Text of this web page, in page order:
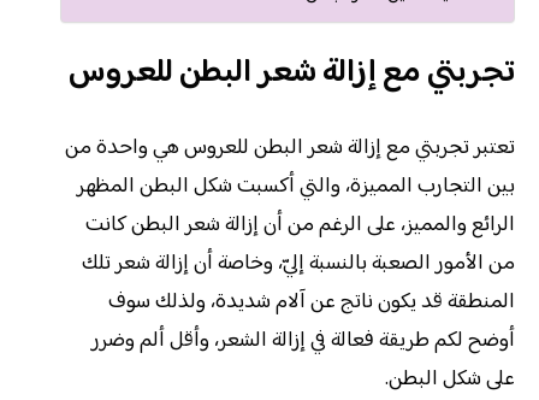
تجربتي مع إزالة شعر البطن للعروس
تعتبر تجربتي مع إزالة شعر البطن للعروس هي واحدة من
بين التجارب المميزة، والتي أكسبت شكل البطن المظهر
الرائع والمميز، على الرغم من أن إزالة شعر البطن كانت
من الأمور الصعبة بالنسبة إليّ، وخاصة أن إزالة شعر تلك
المنطقة قد يكون ناتج عن آلام شديدة، ولذلك سوف
أوضح لكم طريقة فعالة في إزالة الشعر، وأقل ألم وضرر
على شكل البطن.